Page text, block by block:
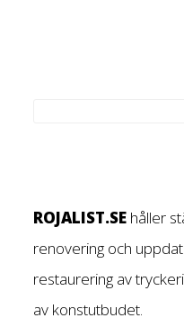
ROJALIST.SE håller
renovering och
restaurering av
av konstutbudet.